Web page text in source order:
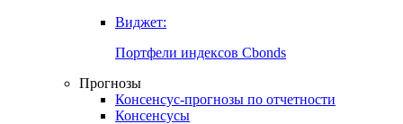
Виджет:
Портфели индексов Cbonds
Прогнозы
Консенсус-прогнозы по отчетности
Консенсусы